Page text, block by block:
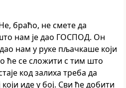
браћо, не смете да
нам је дао ГОСПОД. Он
нам у руке пљачкаше који
ће се сложити с тим што
код залиха треба да
иде у бој. Сви ће добити